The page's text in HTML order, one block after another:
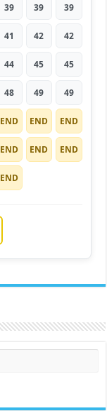
39 39 39
41 42 42
44 45 45
48 49 49
END END END
END END END
END